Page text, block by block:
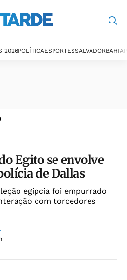
2026POLÍTICAESPORTESSALVADORBAHIA
Egito se envolve
de Dallas
egípcia foi empurrado
com torcedores